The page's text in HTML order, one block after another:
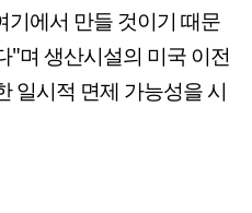
기에서 만들 것이기 때문
"며 생산시설의 미국 이전
일시적 면제 가능성을 시